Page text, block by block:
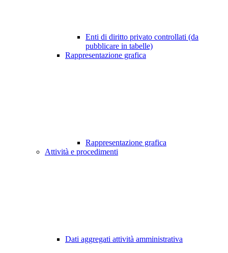
Enti di diritto privato controllati (da
pubblicare in tabelle)
Rappresentazione grafica
Rappresentazione grafica
Attività e procedimenti
Dati aggregati attività amministrativa